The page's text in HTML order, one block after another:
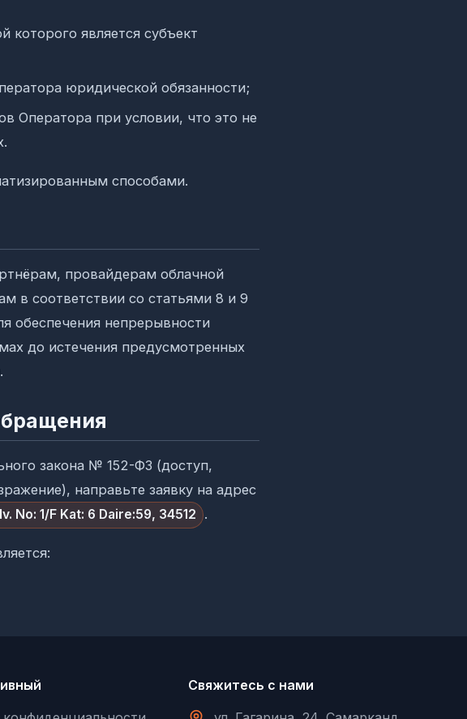
которого является субъект
юридической обязанности;
Оператора при условии, что это не
способами.
провайдерам облачной
в соответствии со статьями 8 и 9
обеспечения непрерывности
до истечения предусмотренных
закона № 152-ФЗ (доступ,
направьте заявку на адрес
No: 1/F Kat: 6 Daire:59, 34512 .
Свяжитесь с нами